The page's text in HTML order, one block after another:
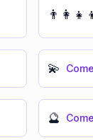
💫
🔮